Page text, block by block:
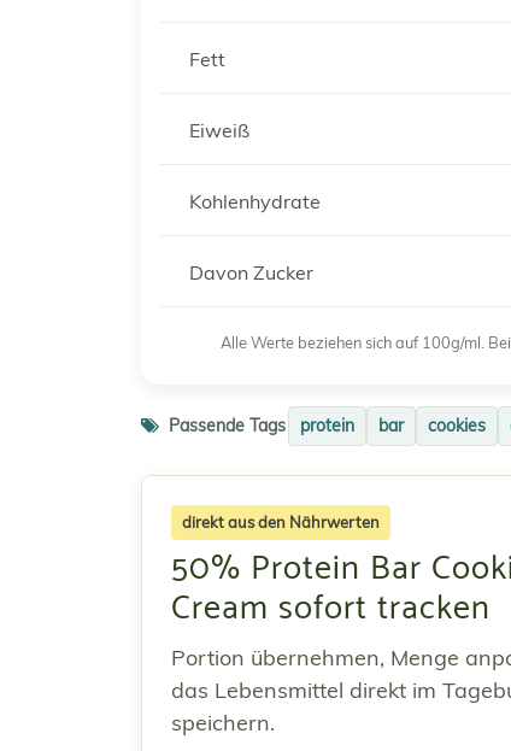
Fett
Eiweiß
Kohlenhydrate
Davon Zucker
Alle Werte beziehen sich auf 100g/ml.
Passende Tags protein bar cookies
direkt aus den Nährwerten
50% Protein Bar
Cream sofort tracken
Portion übernehmen, Menge
das Lebensmittel direkt im
speichern.